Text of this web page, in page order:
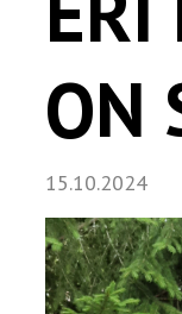
ON
15.10.2024